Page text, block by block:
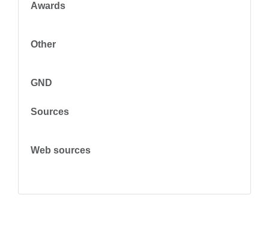
Awards
Other
GND
Sources
Web sources